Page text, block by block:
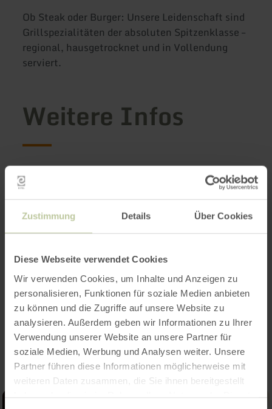
Zustimmung Details Über Cookies
Diese Webseite verwendet Cookies
Wir verwenden Cookies, um Inhalte und Anzeigen zu
personalisieren, Funktionen für soziale Medien anbieten
zu können und die Zugriffe auf unsere Website zu
analysieren. Außerdem geben wir Informationen zu Ihrer
Verwendung unserer Website an unsere Partner für
soziale Medien, Werbung und Analysen weiter. Unsere
Partner führen diese Informationen möglicherweise mit
weiteren Daten zusammen, die Sie ihnen bereitgestellt
Ob Steak oder Burger: Unsere Leidenschaft sind
Grillspezialitäten der absoluten Spitzenklasse –
regional, hausgetrocknet und in Vollendung
serviert.
Weitere Infos
Merkmale / Besonderheiten
Platzangebot
Impressionen